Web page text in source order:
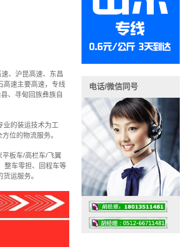
、沪昆高速、东昌
高速主要高速，专线
、寻甸回族彝族自
业的装运技术为工
位的物流服务。
板车/高栏车/飞翼
整车零担、回程车等
运服务。
电话/微信同号